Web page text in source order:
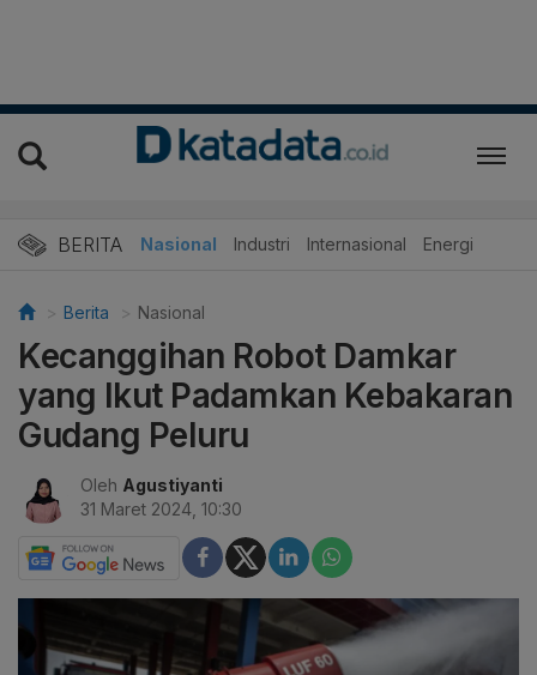
BERITA Nasional Industri Internasional Energi
Berita Nasional
Kecanggihan Robot Damkar
yang Ikut Padamkan Kebakaran
Gudang Peluru
Oleh Agustiyanti
31 Maret 2024, 10:30